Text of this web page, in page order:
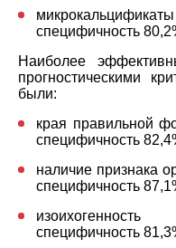
специфичность
Наиболее
прогностическими
были:
края правильной
специфичность
наличие признака
специфичность
изоихогенность
специфичность